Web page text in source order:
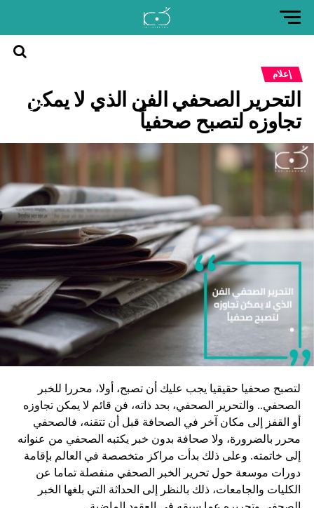
موقع
كن
إعلام
التحرير الصحفي الفن الذي لا يمكن
تجاوزه لتصبح صحفياً
لتصبح صحفيا حقيقيا يجب عليك أن تصبح، أولا، محررا للخبر
الصحفي.. والتحرير الصحفي، بحد ذاته، فن قائم لا يمكن تجاوزه
أو القفز إلى مكان آخر في الصحافة قبل أن تتقنه، فالصحفي
محرر بالضرورة، ولا صحافة بدون خبر يكتبه الصحفي من عنوانه
إلى خاتمته. وعلى ذلك بدأت مراكز متخصصة في العالم بإقامة
دورات موسعة حول تحرير الخبر الصحفي منفصلة تماما عن
الكليات والجامعات، ذلك بالنظر إلى الحداثة التي بلغها الخبر